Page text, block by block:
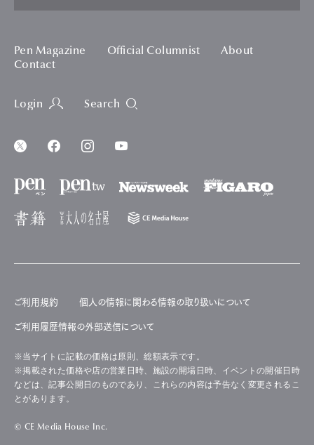
Pen Magazine Official Columnist
About
Contact
Login Search
ご利用規約 個人の情報に関わる情報の取り扱いについて
ご利用履歴情報の外部送信について
※当サイトに記載の価格は原則、総額表示です。
※掲載された価格や店の営業日時、施設の開場日時、イベントの開催日時
などは、記事公開日のものであり、これらの内容は予告なく変更されるこ
とがあります。
© CE Media House Inc.